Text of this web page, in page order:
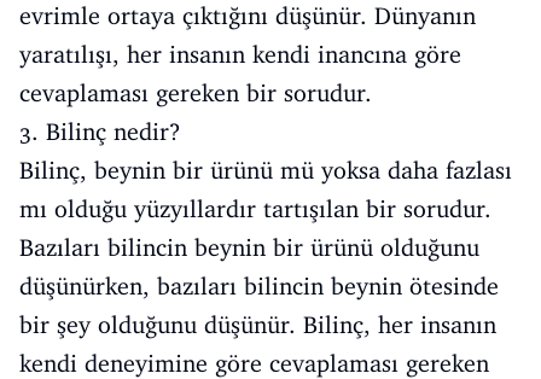
evrimle ortaya çıktığını düşünür. Dünyanın
yaratılışı, her insanın kendi inancına göre
cevaplaması gereken bir sorudur.
3. Bilinç nedir?
Bilinç, beynin bir ürünü mü yoksa daha fazlası
mı olduğu yüzyıllardır tartışılan bir sorudur.
Bazıları bilincin beynin bir ürünü olduğunu
düşünürken, bazıları bilincin beynin ötesinde
bir şey olduğunu düşünür. Bilinç, her insanın
kendi deneyimine göre cevaplaması gereken